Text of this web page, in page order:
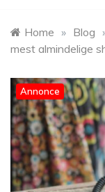
Home » Blog
mest almindelige
Annonce